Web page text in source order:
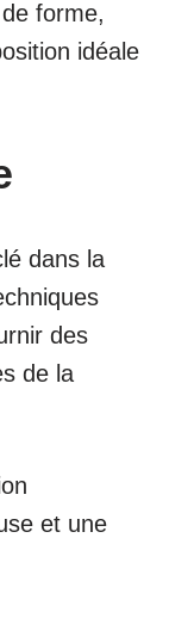
forme,
idéale
dans la
des
de la
et une